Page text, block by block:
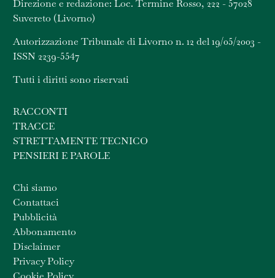
Direzione e redazione: Loc. Termine Rosso, 222 - 57028
Suvereto (Livorno)
Autorizzazione Tribunale di Livorno n. 12 del 19/05/2003 -
ISSN 2239-5547
Tutti i diritti sono riservati
RACCONTI
TRACCE
STRETTAMENTE TECNICO
PENSIERI E PAROLE
Chi siamo
Contattaci
Pubblicità
Abbonamento
Disclaimer
Privacy Policy